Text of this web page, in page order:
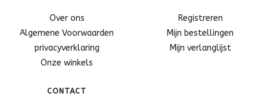
Over ons
Algemene Voorwaarden
privacyverklaring
Onze winkels
Registreren
Mijn bestellingen
Mijn verlanglijst
CONTACT